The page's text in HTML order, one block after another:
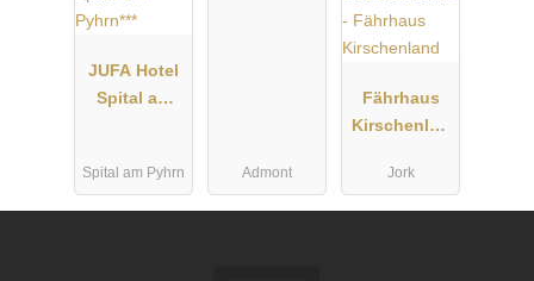
JUFA Hotel
Spital am
Spital am Pyhrn Admont
Fährhaus
Kirschenlan
Jork